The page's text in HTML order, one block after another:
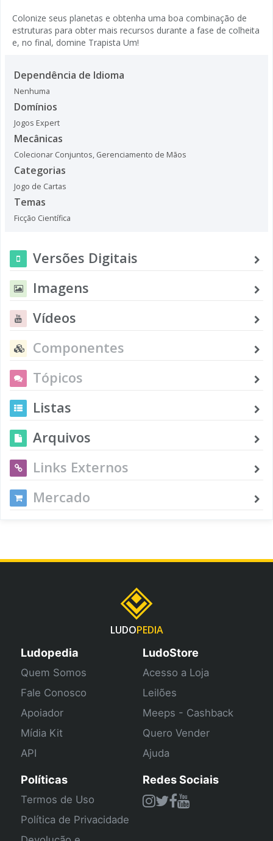
Colonize seus planetas e obtenha uma boa combinação de
estruturas para obter mais recursos durante a fase de colheita
e, no final, domine Trapista Um!
Dependência de Idioma
Nenhuma
Domínios
Jogos Expert
Mecânicas
Colecionar Conjuntos, Gerenciamento de Mãos
Categorias
Jogo de Cartas
Temas
Ficção Científica
Versões Digitais
Imagens
Vídeos
Componentes
Tópicos
Listas
Arquivos
Links Externos
Mercado
LUDOPEDIA
Ludopedia
Quem Somos
Fale Conosco
Apoiador
Mídia Kit
API
LudoStore
Acesso a Loja
Leilões
Meeps - Cashback
Quero Vender
Ajuda
Políticas
Termos de Uso
Política de Privacidade
Redes Sociais